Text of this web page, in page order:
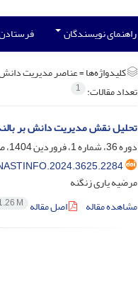
راهنمای نویسندگان
کلیدواژه‌ها =عناصر مدیریت
تعداد مقالات: 1
تحلیل نقش مدیریت دانش بر
دوره 36، شماره 1، فروردین 1404، صفحه
مرضیه یاری زنگنه
مشاهده مقاله
اصل مقاله M